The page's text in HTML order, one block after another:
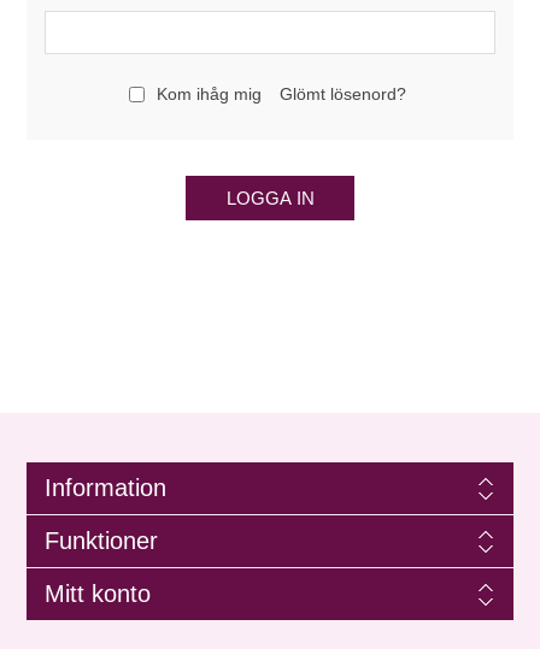
Kom ihåg mig Glömt lösenord?
LOGGA IN
Information
Funktioner
Mitt konto